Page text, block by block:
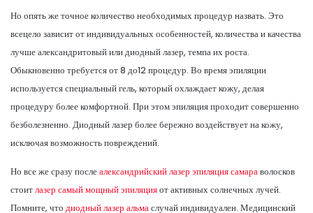
Но опять же точное количество необходимых процедур назвать. Это
всецело зависит от индивидуальных особенностей, количества и качества
лучше александритовый или диодный лазер, темпа их роста.
Обыкновенно требуется от 8 до12 процедур. Во время эпиляции
используется специальный гель, который охлаждает кожу, делая
процедуру более комфортной. При этом эпиляция проходит совершенно
безболезненно. Диодный лазер более бережно воздействует на кожу,
исключая возможность повреждений.
Но все же сразу послеалександрийский лазер эпиляция самараволосков
стоитлазер самый мощный эпиляцияот активных солнечных лучей.
Помните, что диодный лазер альмаслучай индивидуален. Медицинский